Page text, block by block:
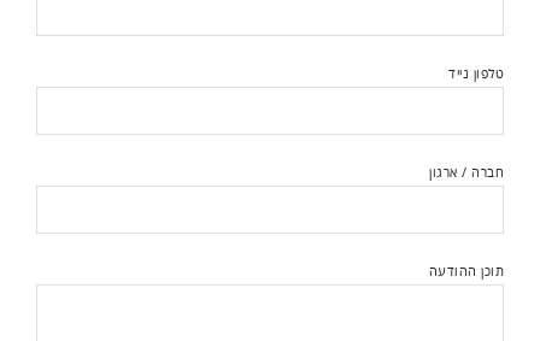
טלפון נייד
חברה / ארגון
תוכן ההודעה